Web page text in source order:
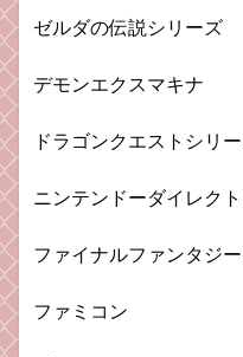
ゼルダの伝説シリーズ
デモンエクスマキナ
ドラゴンクエストシリ
ニンテンドーダイレク
ファイナルファンタジ
ファミコン